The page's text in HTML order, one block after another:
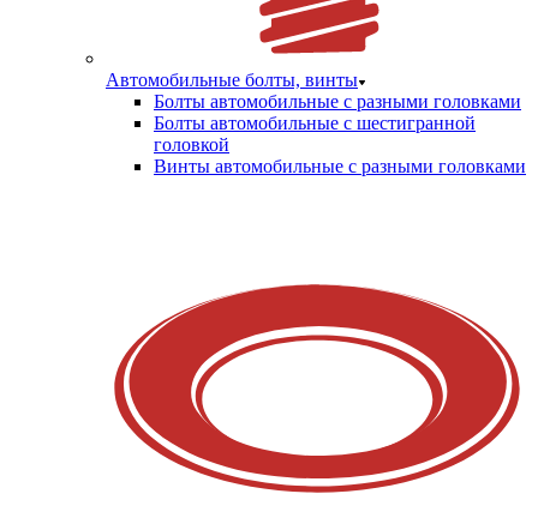
Автомобильные болты, винты
Болты автомобильные с разными головками
Болты автомобильные с шестигранной
головкой
Винты автомобильные с разными головками